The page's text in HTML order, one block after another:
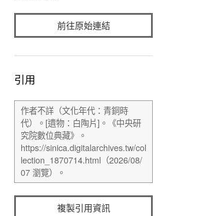
前往原始連結
引用
複製引用資訊